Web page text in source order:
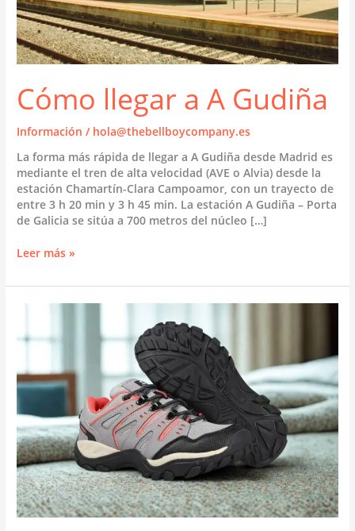
Cómo llegar a A Gudiña
Información / hola@thebellboycompany.es
La forma más rápida de llegar a A Gudiña desde Madrid es
mediante el tren de alta velocidad (AVE o Alvia) desde la
estación Chamartín-Clara Campoamor, con un trayecto de
entre 3 h 20 min y 3 h 45 min. La estación A Gudiña – Porta
de Galicia se sitúa a 700 metros del núcleo […]
Cómo
a
Leer más »